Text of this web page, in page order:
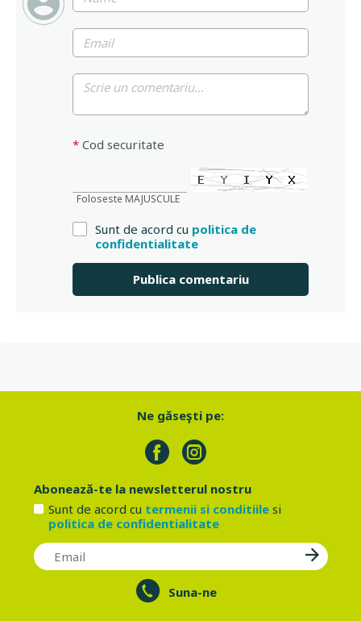
* Cod securitate
Foloseste MAJUSCULE
Sunt de acord cu politica de
confidentialitate
Ne găseşti pe:
Abonează-te la newsletterul nostru
Sunt de acord cu termenii si conditiilesi
politica de confidentialitate
Suna-ne